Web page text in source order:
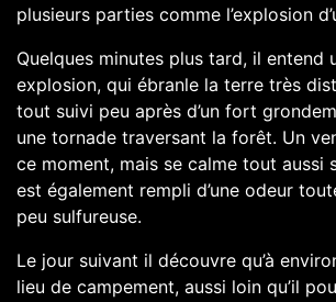
plusieurs parties comme l’explosion
Quelques minutes plus tard, il entend
explosion, qui ébranle la terre très
tout suivi peu après d’un fort
une tornade traversant la forêt. Un
ce moment, mais se calme tout aussi
est également rempli d’une odeur
peu sulfureuse.
Le jour suivant il découvre qu’à
lieu de campement, aussi loin qu’il